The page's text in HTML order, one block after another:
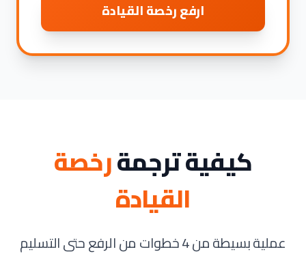
ارفع رخصة القيادة
كيفية ترجمةرخصة
القيادة
عملية بسيطة من 4 خطوات من الرفع حتى التسليم